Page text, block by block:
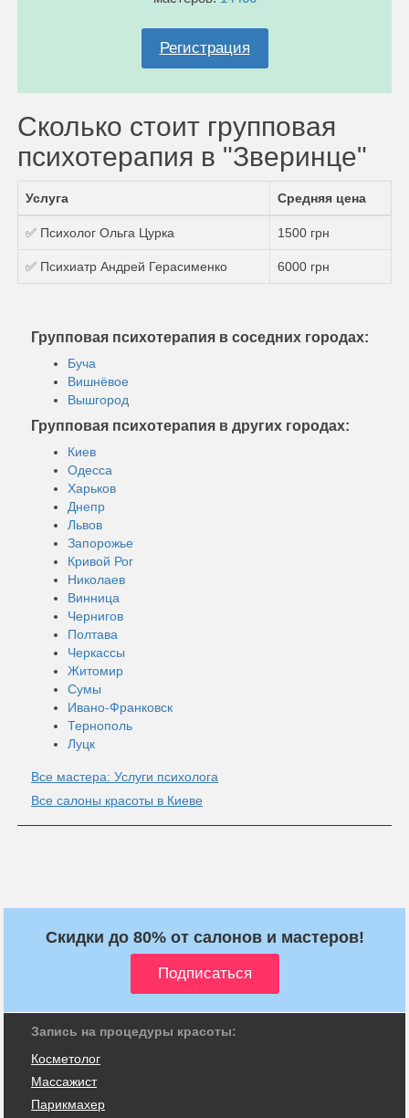
Регистрация
Сколько стоит групповая
психотерапия в "Зверинце"
Услуга Средняя цена
✅ Психолог Ольга Цурка 1500 грн
✅ Психиатр Андрей Герасименко 6000 грн
Групповая психотерапия в соседних городах:
Буча
Вишнёвое
Вышгород
Групповая психотерапия в других городах:
Киев
Одесса
Харьков
Днепр
Львов
Запорожье
Кривой Рог
Николаев
Винница
Чернигов
Полтава
Черкассы
Житомир
Сумы
Ивано-Франковск
Тернополь
Луцк
Все мастера: Услуги психолога
Все салоны красоты в Киеве
Скидки до 80% от салонов и мастеров!
Запись на процедуры красоты:
Косметолог
Массажист
Парикмахер